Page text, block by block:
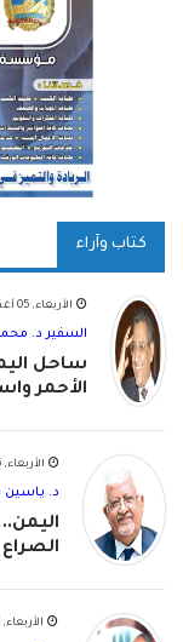
كتاب وآراء
الأربعاء, 05 أغسطس 2026
السفير د.
ساحل
الأحمر
الأربعاء, 05 أغسطس 2026
د.
الصراع
الأربعاء, 05 أغسطس 2026